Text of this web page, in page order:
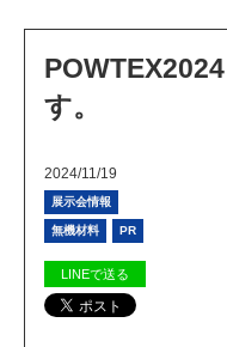
す。
2024/11/19
展示会情報
無機材料 PR
LINEで送る